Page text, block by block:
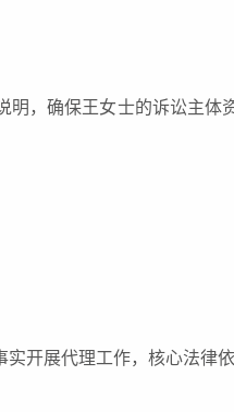
明，确保王女士的诉讼主体
开展代理工作，核心法律依